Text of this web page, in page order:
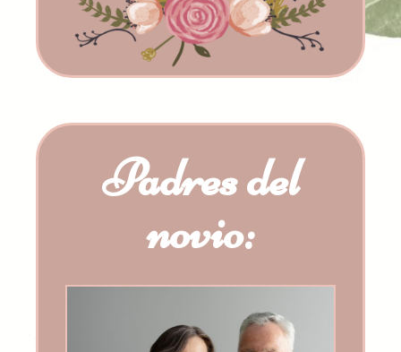
Padres del
novio: